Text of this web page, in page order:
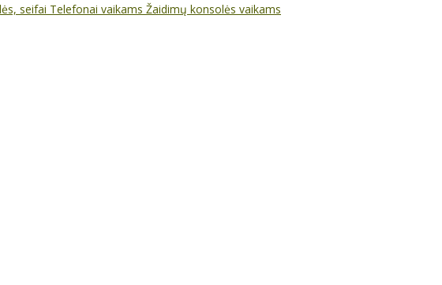
seifai Telefonai vaikams Žaidimų konsolės vaikams